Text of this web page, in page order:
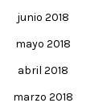
junio 2018
mayo 2018
abril 2018
marzo 2018